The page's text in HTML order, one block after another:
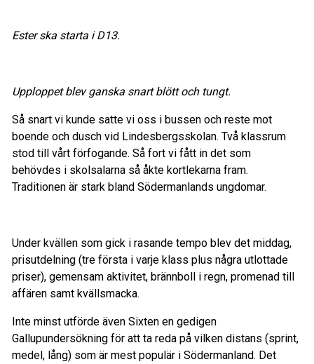
Ester ska starta i D13.
Upploppet blev ganska snart blött och tungt.
Så snart vi kunde satte vi oss i bussen och reste mot
boende och dusch vid Lindesbergsskolan. Två klassrum
stod till vårt förfogande. Så fort vi fått in det som
behövdes i skolsalarna så åkte kortlekarna fram.
Traditionen är stark bland Södermanlands ungdomar.
Under kvällen som gick i rasande tempo blev det middag,
prisutdelning (tre första i varje klass plus några utlottade
priser), gemensam aktivitet, brännboll i regn, promenad till
affären samt kvällsmacka.
Inte minst utförde även Sixten en gedigen
Gallupundersökning för att ta reda på vilken distans (sprint,
medel, lång) som är mest populär i Södermanland. Det